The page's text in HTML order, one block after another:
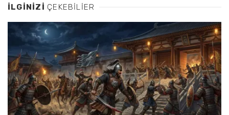
İLGINIZI ÇEKEBILIER